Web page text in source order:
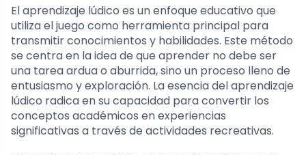
El aprendizaje lúdico es un enfoque educativo que
utiliza el juego como herramienta principal para
transmitir conocimientos y habilidades. Este método
se centra en la idea de que aprender no debe ser
una tarea ardua o aburrida, sino un proceso lleno de
entusiasmo y exploración. La esencia del aprendizaje
lúdico radica en su capacidad para convertir los
conceptos académicos en experiencias
significativas a través de actividades recreativas.